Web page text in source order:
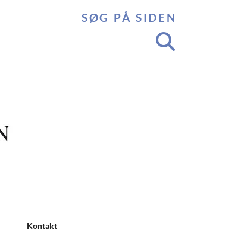
SØG PÅ SIDEN
Kontakt